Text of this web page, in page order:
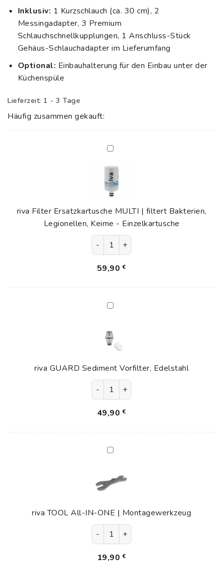
Inklusiv: 1 Kurzschlauch (ca. 30 cm), 2
Messingadapter, 3 Premium
Schlauchschnellkupplungen, 1 Anschluss-Stück
Gehäus-Schlauchadapter im Lieferumfang
Optional: Einbauhalterung für den Einbau unter der
Küchenspüle
Lieferzeit: 1 - 3 Tage
Häufig zusammen gekauft:
riva
Ersatzkartusche
MULTI
|
Bakterien,
Legionellen,
Keime
Einzelkartusche
riva Filter Ersatzkartusche MULTI | filtert Bakterien,
Legionellen, Keime - Einzelkartusche
riva Filter Ersatzkartusche MULTI
59,90 €
riva
Vorfilter,
Edelstahl
riva GUARD Sediment Vorfilter, Edelstahl
riva GUARD Sediment Vorfilter,
49,90 €
riva
IN-
Montagewerkzeug
riva TOOL All-IN-ONE | Montagewerkzeug
riva TOOL All-IN-ONE |
19,90 €